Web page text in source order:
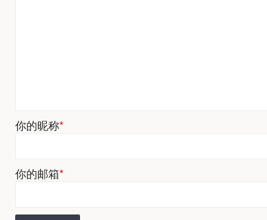
你的昵称*
你的邮箱*